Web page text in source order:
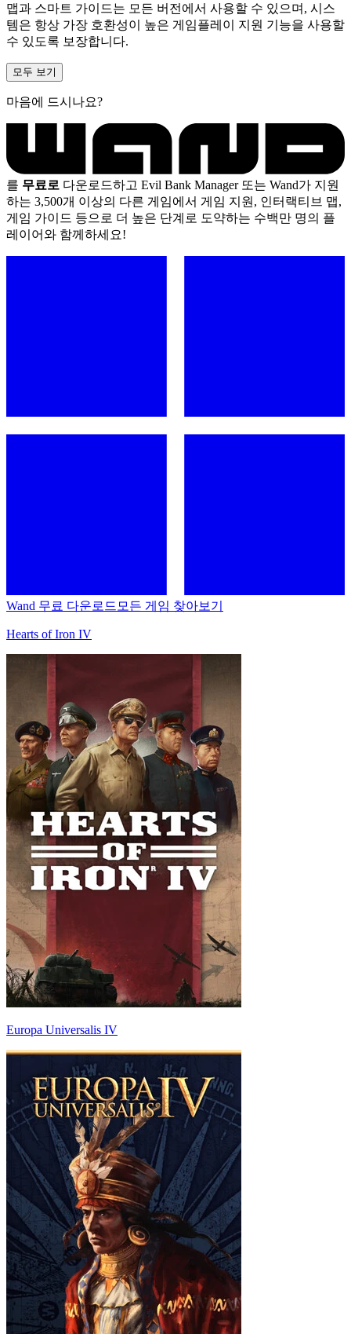
맵과 스마트 가이드는 모든 버전에서 사용할 수 있으며, 시스
템은 항상 가장 호환성이 높은 게임플레이 지원 기능을 사용할
수 있도록 보장합니다.
모두 보기
마음에 드시나요?
를 무료로 다운로드하고 Evil Bank Manager 또는 Wand가 지원
하는 3,500개 이상의 다른 게임에서 게임 지원, 인터랙티브 맵,
게임 가이드 등으로 더 높은 단계로 도약하는 수백만 명의 플
레이어와 함께하세요!
Wand 무료 다운로드 모든 게임 찾아보기
Hearts of Iron IV
Europa Universalis IV